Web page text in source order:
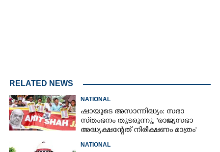
RELATED NEWS
NATIONAL
ഷായുടെ അസാന്നിദ്ധ്യം: സഭാ
സ്‌തംഭനം തുടരുന്നു, 'രാജ്യസഭാ
അദ്ധ്യക്ഷന്റേത് നിരീക്ഷണം മാത്രം'
NATIONAL